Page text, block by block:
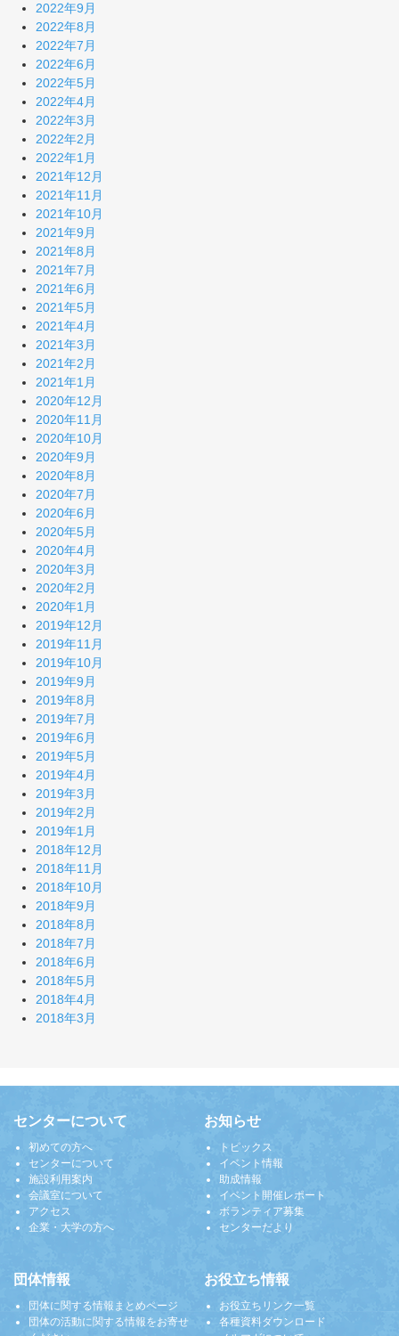
2022年9月
2022年8月
2022年7月
2022年6月
2022年5月
2022年4月
2022年3月
2022年2月
2022年1月
2021年12月
2021年11月
2021年10月
2021年9月
2021年8月
2021年7月
2021年6月
2021年5月
2021年4月
2021年3月
2021年2月
2021年1月
2020年12月
2020年11月
2020年10月
2020年9月
2020年8月
2020年7月
2020年6月
2020年5月
2020年4月
2020年3月
2020年2月
2020年1月
2019年12月
2019年11月
2019年10月
2019年9月
2019年8月
2019年7月
2019年6月
2019年5月
2019年4月
2019年3月
2019年2月
2019年1月
2018年12月
2018年11月
2018年10月
2018年9月
2018年8月
2018年7月
2018年6月
2018年5月
2018年4月
2018年3月
センターについて
初めての方へ
センターについて
施設利用案内
会議室について
アクセス
企業・大学の方へ
お知らせ
トピックス
イベント情報
助成情報
イベント開催レポート
ボランティア募集
センターだより
団体情報
団体に関する情報まとめページ
団体の活動に関する情報をお寄せ
お役立ち情報
お役立ちリンク一覧
各種資料ダウンロード